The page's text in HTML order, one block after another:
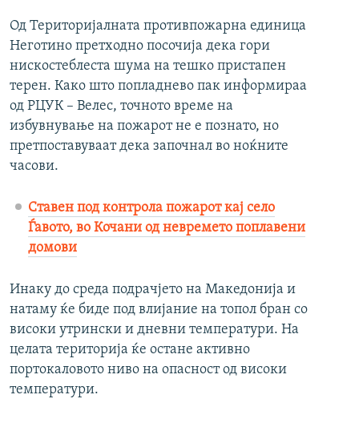
Од Територијалната противпожарна единица
Неготино претходно посочија дека гори
нискостеблеста шума на тешко пристапен
терен. Како што попладнево пак информираа
од РЦУК – Велес, точното време на
избувнување на пожарот не е познато, но
претпоставуваат дека започнал во ноќните
часови.
Ставен под контрола пожарот кај село
Ѓавото, во Кочани од невремето поплавени
домови
Инаку до среда подрачјето на Македонија и
натаму ќе биде под влијание на топол бран со
високи утрински и дневни температури. На
целата територија ќе остане активно
портокаловото ниво на опасност од високи
температури.